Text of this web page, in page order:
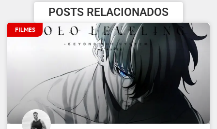
POSTS RELACIONADOS
FILMES